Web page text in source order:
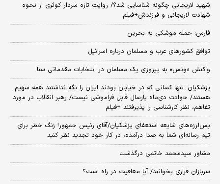
شهید لاریجانی چگونه شناسایی شد؟/ روایت تازه سردار کوثری از نحوه
شهادت لاریجانی و فرزندش+فیلم
فارس: حمله موشکی به بحرین
توافق کشورهای عرب و مسلمان درباره اسرائیل
واکنش «ونس» به پیروزی یک مسلمان در انتخابات مقدماتی سنا
پزشکیان: تنها کسانی که در خیابان بودند ایران را نگه نداشتند همه سهیم
هستند/ حوادث دی‌ماه پارسال قابل فراموشی نیست/ رهبر انقلاب در مورد
تفاهم، نظر کارشناسی را پذیرفتند +فیلم
پس‌لرزه‌های شایعه استعفای پزشکیان/آقای رئیس جمهور! زنگ خطر برای
تیم رسانه‌ای شما به صدا درآمده، در کار خود تجدید نظر کنید
مشاور سیدمحمد خاتمی درگذشت
سربازان فراری بخوانند/ آیا معافیت در راه است؟